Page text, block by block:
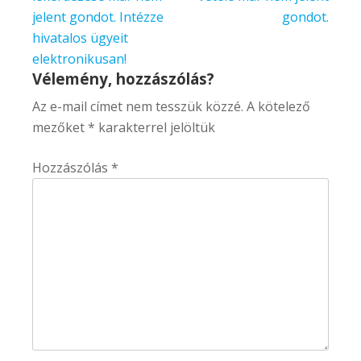
jelent gondot. Intézze
hivatalos ügyeit
elektronikusan!
gondot.
Vélemény, hozzászólás?
Az e-mail címet nem tesszük közzé. A kötelező
mezőket* karakterrel jelöltük
Hozzászólás *